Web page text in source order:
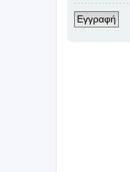
Εγγραφή